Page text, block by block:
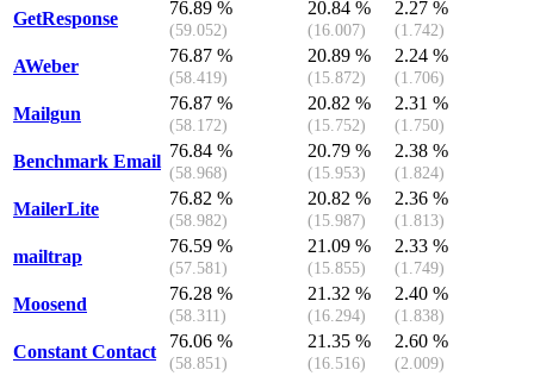
GetResponse
76.89 %
(59.052)
20.84 %
(16.007)
2.27 %
(1.742)
AWeber
76.87 %
(58.419)
20.89 %
(15.872)
2.24 %
(1.706)
Mailgun
76.87 %
(58.172)
20.82 %
(15.752)
2.31 %
(1.750)
Benchmark Email
76.84 %
(58.968)
20.79 %
(15.953)
2.38 %
(1.824)
MailerLite
76.82 %
(58.982)
20.82 %
(15.987)
2.36 %
(1.813)
mailtrap
76.59 %
(57.581)
21.09 %
(15.855)
2.33 %
(1.749)
Moosend
76.28 %
(58.311)
21.32 %
(16.294)
2.40 %
(1.838)
Constant Contact
76.06 %
(58.851)
21.35 %
(16.516)
2.60 %
(2.009)